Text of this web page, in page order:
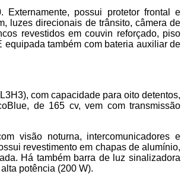
possui protetor frontal e
luzes direcionais de trânsito, câmera de
revestidos em couvin reforçado, piso
equipada também com bateria auxiliar de
com capacidade para oito detentos,
de 165 cv, vem com transmissão
visão noturna, intercomunicadores e
revestimento em chapas de alumínio,
Há também barra de luz sinalizadora
potência (200 W).